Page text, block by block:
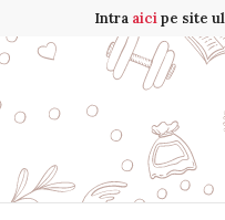
Intra aicipe site